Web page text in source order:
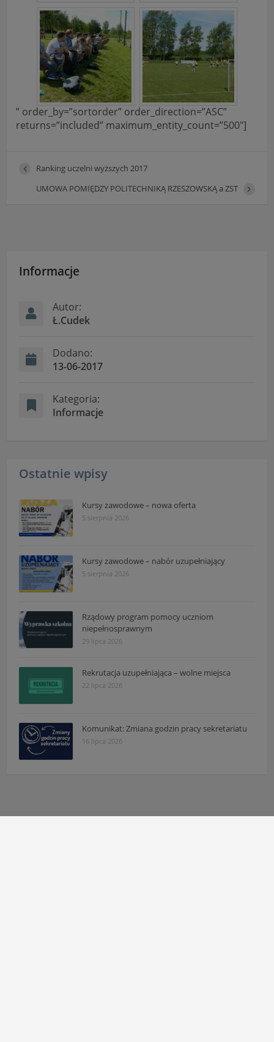
” order_by=”sortorder” order_direction=”ASC”
returns=”included” maximum_entity_count=”500″]
Ranking uczelni wyższych 2017
UMOWA POMIĘDZY POLITECHNIKĄ RZESZOWSKĄ a ZST
Informacje
Autor:
Ł.Cudek
Dodano:
13-06-2017
Kategoria:
Informacje
Ostatnie wpisy
Kursy zawodowe – nowa oferta
5 sierpnia 2026
Kursy zawodowe – nabór uzupełniający
5 sierpnia 2026
Rządowy program pomocy uczniom
niepełnosprawnym
29 lipca 2026
Rekrutacja uzupełniająca – wolne miejsca
22 lipca 2026
Komunikat: Zmiana godzin pracy sekretariatu
16 lipca 2026